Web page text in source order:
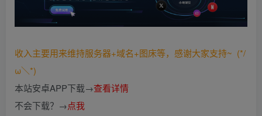
收入主要用来维持服务器+域名+图床等，感谢大家支持~ (*/
ω＼*)
本站安卓APP下载→查看详情
不会下载？→点我